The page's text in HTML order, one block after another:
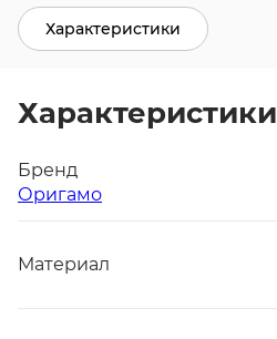
Характеристики
Характеристики
Бренд
Оригамо
Материал